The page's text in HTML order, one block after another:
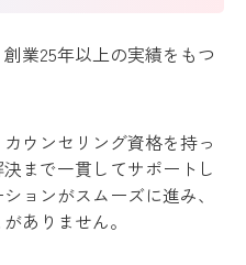
業25年以上の実績をもつ
ウンセリング資格を持っ
まで一貫してサポートし
ョンがスムーズに進み、
ありません。